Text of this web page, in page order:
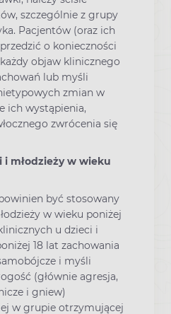
szczególnie z grupy
Pacjentów (oraz ich
o konieczności
objaw klinicznego
lub myśli
zmian w
ich wystąpienia,
zwrócenia się
i młodzieży w wieku
być stosowany
w wieku poniżej
u dzieci i
18 lat zachowania
i myśli
(głównie agresja,
i gniew)
w grupie otrzymującej